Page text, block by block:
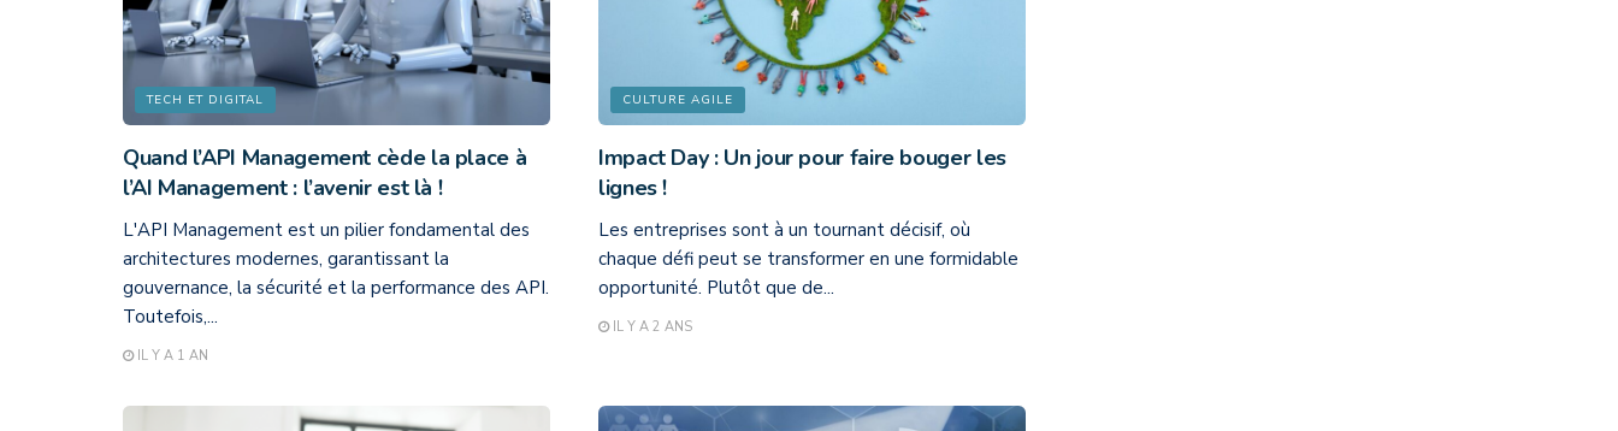
TECH ET DIGITAL
Quand l’API Management cède la place à
l’AI Management : l’avenir est là !
L'API Management est un pilier fondamental des
architectures modernes, garantissant la
gouvernance, la sécurité et la performance des API.
Toutefois,...
IL Y A 1 AN
CULTURE AGILE
Impact Day : Un jour pour faire bouger les
lignes !
Les entreprises sont à un tournant décisif, où
chaque défi peut se transformer en une formidable
opportunité. Plutôt que de...
IL Y A 2 ANS